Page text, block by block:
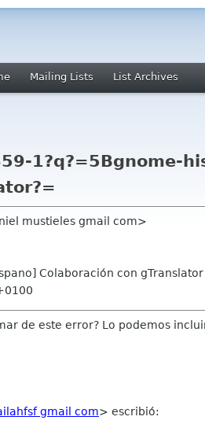
Mailing Lists List Archives
1?q?=5Bgnome-
mustieles gmail com>
Colaboración con gTranslator
de este error? Lo podemos
gmail com> escribió: